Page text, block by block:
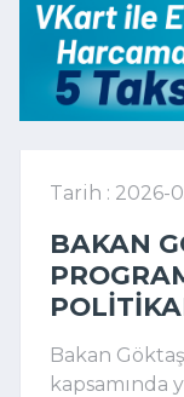
Tarih : 2026-
BAKAN
Bakan
kapsamında